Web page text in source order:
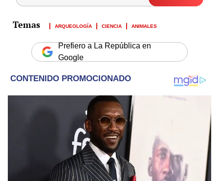
ARQUEOLOGÍA CIENCIA ANIMALES
Prefiero a La República en
Google